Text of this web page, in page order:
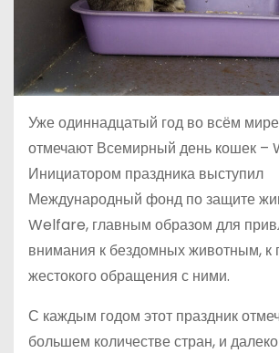
Уже одиннадцатый год во всём
отмечают Всемирный день кошек –
Инициатором праздника выступил
Международный фонд по защите
Welfare, главным образом для
внимания к бездомных животным, к
жестокого обращения с ними.
С каждым годом этот праздник
большем количестве стран, и